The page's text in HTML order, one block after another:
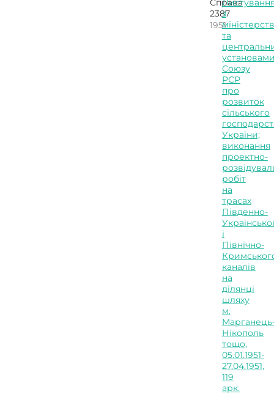
Справа
2387
1951
з
та
Союзу
РСР
про
розвиток
сільського
України;
виконання
проектно-
робіт
на
трасах
Південно-
і
Північно-
каналів
на
ділянці
шляху
м.
Нікополь
тощо,
05.01.1951-
27.04.1951,
119
арк.